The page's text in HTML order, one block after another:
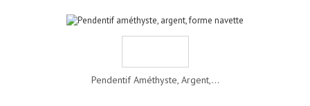
Pendentif Améthyste, Argent,...